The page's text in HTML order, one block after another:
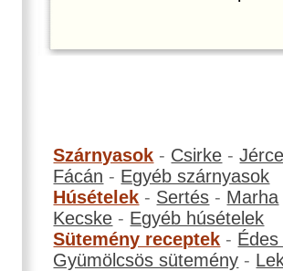
Szárnyasok - Csirke -
Fácán - Egyéb szárnyasok
Húsételek - Sertés - Marha
Kecske - Egyéb húsételek
Sütemény receptek -
Gyümölcsös sütemény -